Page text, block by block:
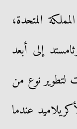
المتحدة،
إلى أبعد
لتطوير نوع من
عندما